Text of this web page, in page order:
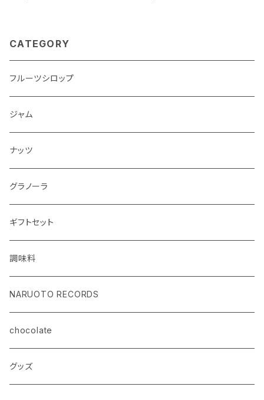
CATEGORY
フルーツシロップ
ジャム
ナッツ
グラノーラ
ギフトセット
調味料
NARUOTO RECORDS
chocolate
グッズ